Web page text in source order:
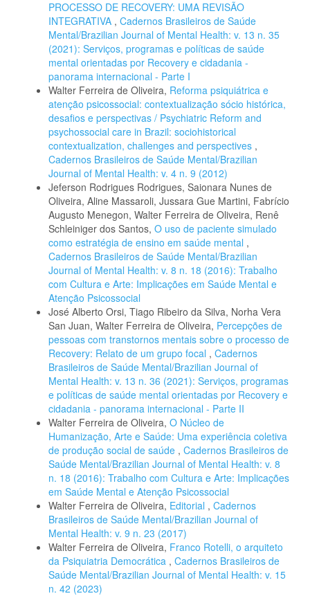
PROCESSO DE RECOVERY: UMA REVISÃO
INTEGRATIVA , Cadernos Brasileiros de Saúde
Mental/Brazilian Journal of Mental Health: v. 13 n. 35
(2021): Serviços, programas e políticas de saúde
mental orientadas por Recovery e cidadania -
panorama internacional - Parte I
Walter Ferreira de Oliveira, Reforma psiquiátrica e
atenção psicossocial: contextualização sócio histórica,
desafios e perspectivas / Psychiatric Reform and
psychossocial care in Brazil: sociohistorical
contextualization, challenges and perspectives ,
Cadernos Brasileiros de Saúde Mental/Brazilian
Journal of Mental Health: v. 4 n. 9 (2012)
Jeferson Rodrigues Rodrigues, Saionara Nunes de
Oliveira, Aline Massaroli, Jussara Gue Martini, Fabrício
Augusto Menegon, Walter Ferreira de Oliveira, Renê
Schleiniger dos Santos, O uso de paciente simulado
como estratégia de ensino em saúde mental ,
Cadernos Brasileiros de Saúde Mental/Brazilian
Journal of Mental Health: v. 8 n. 18 (2016): Trabalho
com Cultura e Arte: Implicações em Saúde Mental e
Atenção Psicossocial
José Alberto Orsi, Tiago Ribeiro da Silva, Norha Vera
San Juan, Walter Ferreira de Oliveira, Percepções de
pessoas com transtornos mentais sobre o processo de
Recovery: Relato de um grupo focal , Cadernos
Brasileiros de Saúde Mental/Brazilian Journal of
Mental Health: v. 13 n. 36 (2021): Serviços, programas
e políticas de saúde mental orientadas por Recovery e
cidadania - panorama internacional - Parte II
Walter Ferreira de Oliveira, O Núcleo de
Humanização, Arte e Saúde: Uma experiência coletiva
de produção social de saúde , Cadernos Brasileiros de
Saúde Mental/Brazilian Journal of Mental Health: v. 8
n. 18 (2016): Trabalho com Cultura e Arte: Implicações
em Saúde Mental e Atenção Psicossocial
Walter Ferreira de Oliveira, Editorial , Cadernos
Brasileiros de Saúde Mental/Brazilian Journal of
Mental Health: v. 9 n. 23 (2017)
Walter Ferreira de Oliveira, Franco Rotelli, o arquiteto
da Psiquiatria Democrática , Cadernos Brasileiros de
Saúde Mental/Brazilian Journal of Mental Health: v. 15
n. 42 (2023)